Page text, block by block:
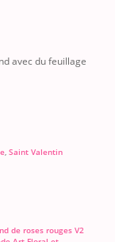
avec du feuillage
, Saint Valentin